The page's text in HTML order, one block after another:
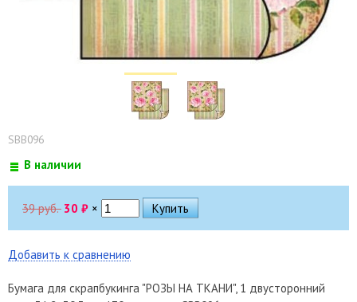
SBB096
В наличии
39 руб. 30 ₽ ×
Добавить к сравнению
Бумага для скрапбукинга "РОЗЫ НА ТКАНИ", 1 двусторонний